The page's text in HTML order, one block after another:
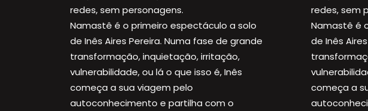
redes, sem personagens.
Namastê é o primeiro espectáculo a solo
de Inês Aires Pereira. Numa fase de grande
transformação, inquietação, irritação,
vulnerabilidade, ou lá o que isso é, Inês
começa a sua viagem pelo
autoconhecimento e partilha com o
redes, sem
Namastê é
de Inês
começa a